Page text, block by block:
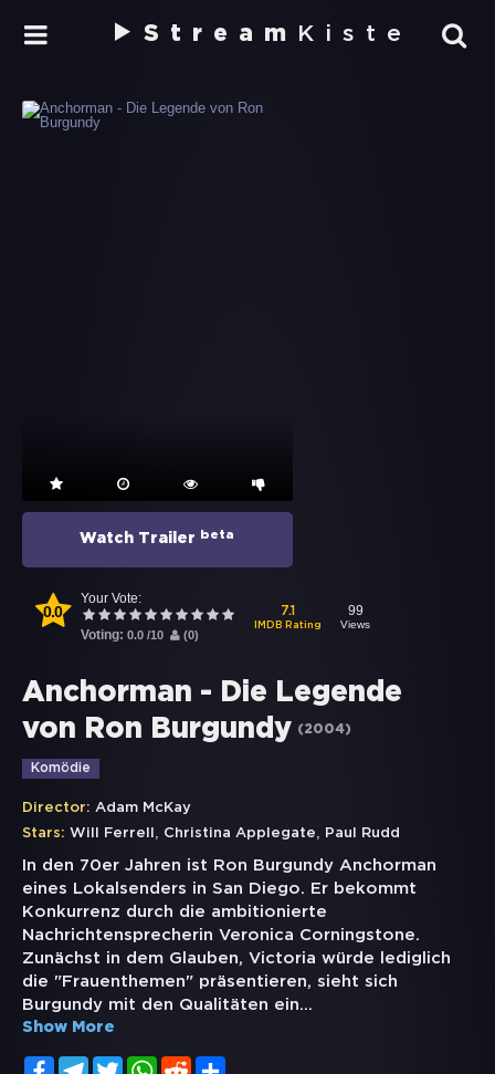
Stream Kiste
Watch Trailer beta
0.0
Your Vote:
Voting: 0.0 /10 (0)
7.1
IMDB Rating
99
Views
Anchorman - Die Legende
von Ron Burgundy (2004)
Komödie
Director: Adam McKay
Stars: Will Ferrell , Christina Applegate, Paul Rudd
In den 70er Jahren ist Ron Burgundy Anchorman
eines Lokalsenders in San Diego. Er bekommt
Konkurrenz durch die ambitionierte
Nachrichtensprecherin Veronica Corningstone.
Zunächst in dem Glauben, Victoria würde lediglich
die "Frauenthemen" präsentieren, sieht sich
Burgundy mit den Qualitäten ein...
Show More
FacebookTelegramTwitterWhatsApp
Reddit